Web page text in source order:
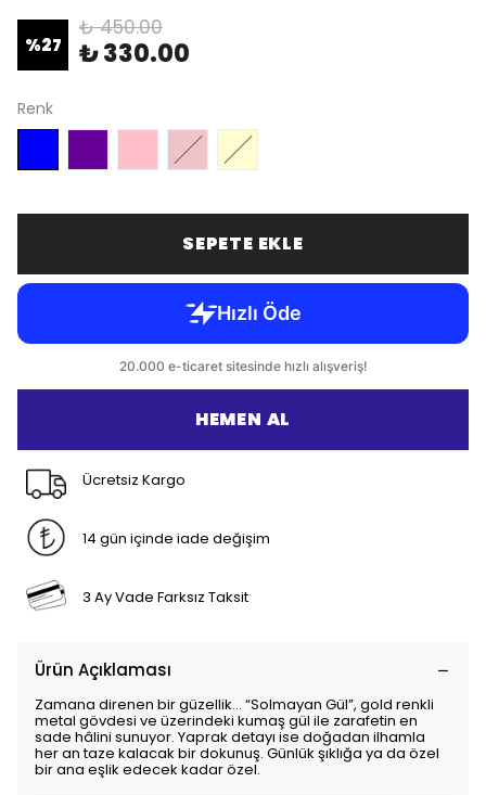
%27
₺ 450.00
₺ 330.00
Renk
SEPETE EKLE
HEMEN AL
Ücretsiz Kargo
14 gün içinde iade değişim
3 Ay Vade Farksız Taksit
Ürün Açıklaması
Zamana direnen bir güzellik... “Solmayan Gül”, gold renkli
metal gövdesi ve üzerindeki kumaş gül ile zarafetin en
sade hâlini sunuyor. Yaprak detayı ise doğadan ilhamla
her an taze kalacak bir dokunuş. Günlük şıklığa ya da özel
bir ana eşlik edecek kadar özel.